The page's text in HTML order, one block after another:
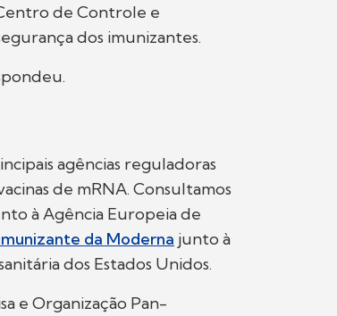
de Controle e
dos imunizantes.
agências reguladoras
de mRNA. Consultamos
à Agência Europeia de
da Moderna junto à
dos Estados Unidos.
e Organização Pan-